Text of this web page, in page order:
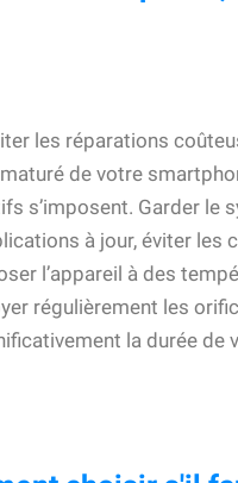
les réparations
de votre
s’imposent. Garder le
à jour, éviter les
l’appareil à des
régulièrement les
la durée de